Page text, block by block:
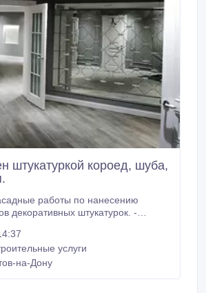
штукатуркой короед, шуба,
работы по нанесению
декоративных штукатурок. -
штукатуркой «короед»; -
штукатуркой «дождь»; -
штукатуркой
услуги
на-Дону